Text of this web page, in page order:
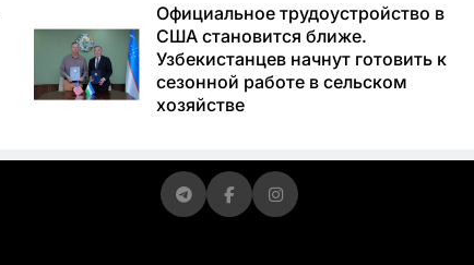
Официальное трудоустройство в
США становится ближе.
Узбекистанцев начнут готовить к
сезонной работе в сельском
хозяйстве